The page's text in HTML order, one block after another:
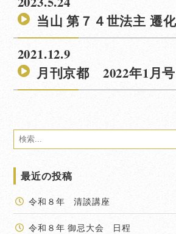
当山 第７４世法主 遷化
2021.12.9
月刊京都 2022年1月
最近の投稿
令和８年 清談講座
令和８年 御忌大会 日程